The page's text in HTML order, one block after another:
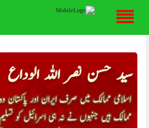
content